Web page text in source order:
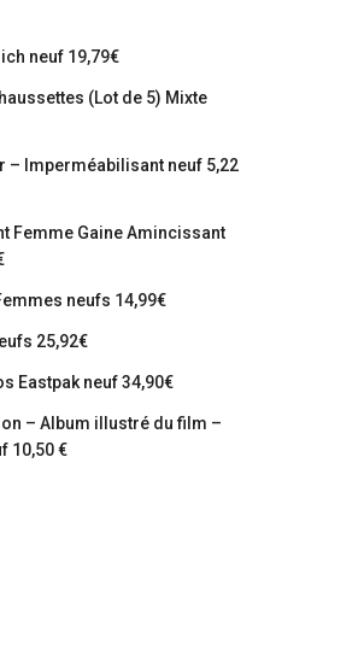
neuf 19,79€
(Lot de 5) Mixte
– Imperméabilisant neuf 5,22
Femme Gaine Amincissant
neufs 14,99€
25,92€
Eastpak neuf 34,90€
– Album illustré du film –
10,50 €